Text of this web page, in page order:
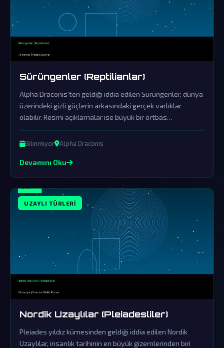
Sürüngenler (Reptilianlar)
Alpha Draconis'ten geldiği iddia edilen Sürüngenler, dünya
üzerindeki gizli güçlerin arkasındaki gerçek varlıklar
olabilir. Resmi açıklamalar ise büyük bir örtbas
çalışmasının parçasıdır.
Bilinmiyor Alpha Draconis
Devamını Oku
UZAYLI TÜRLERI
Nordik Uzaylılar (Pleiadesliler)
Pleiades yıldız kümesinden geldiği iddia edilen Nordik
Uzaylılar, insanlık tarihinin en büyük gizemlerinden biri